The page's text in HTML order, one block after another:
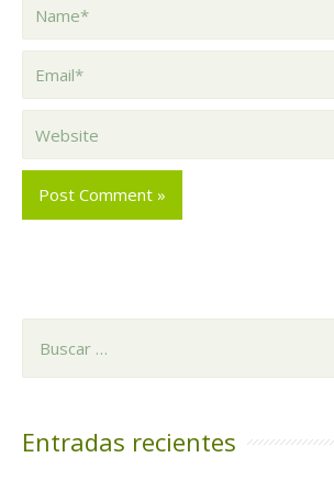
cEntradas recientes